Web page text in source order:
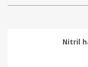
Nitril